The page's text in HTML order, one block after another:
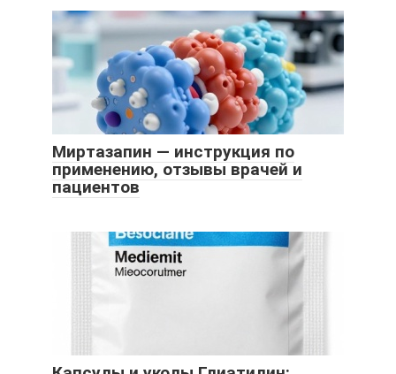
Миртазапин — инструкция по
применению, отзывы врачей и
пациентов